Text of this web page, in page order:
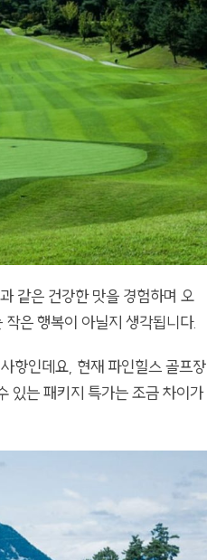
같은 건강한 맛을 경험하며 오
은 행복이 아닐지 생각됩니다.
항인데요, 현재 파인힐스 골프장
있는 패키지 특가는 조금 차이가